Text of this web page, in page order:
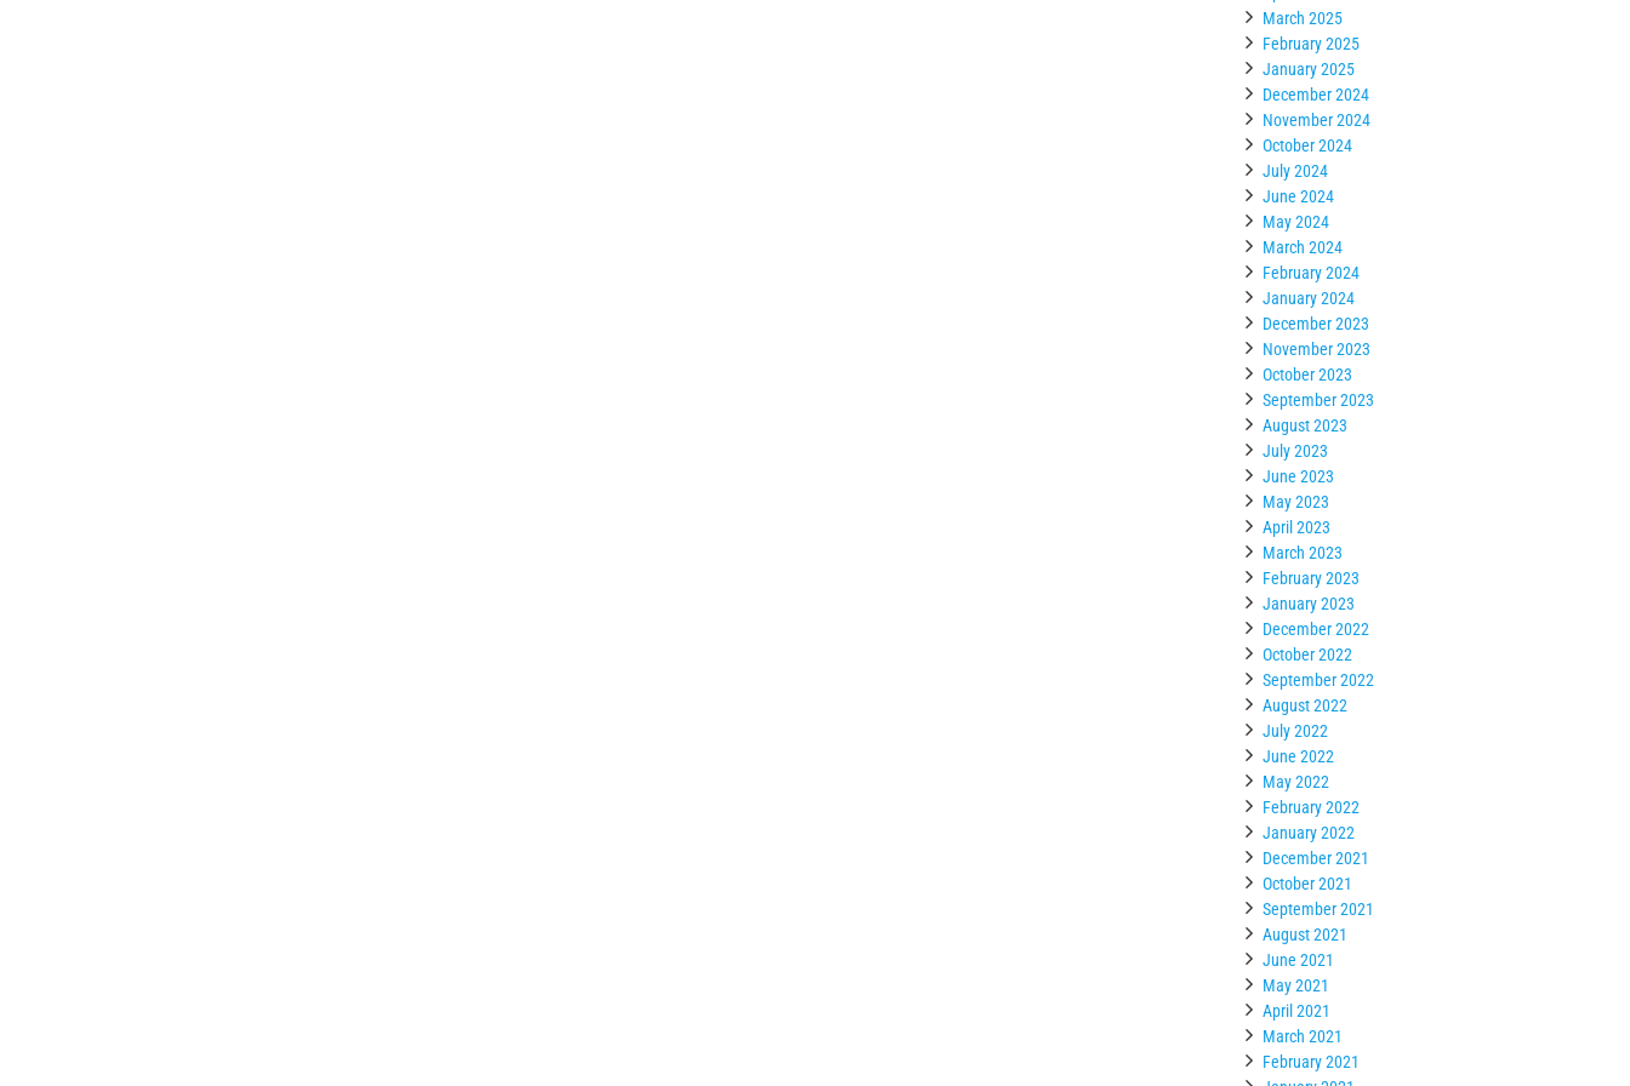
March 2025
February 2025
January 2025
December 2024
November 2024
October 2024
July 2024
June 2024
May 2024
March 2024
February 2024
January 2024
December 2023
November 2023
October 2023
September 2023
August 2023
July 2023
June 2023
May 2023
April 2023
March 2023
February 2023
January 2023
December 2022
October 2022
September 2022
August 2022
July 2022
June 2022
May 2022
February 2022
January 2022
December 2021
October 2021
September 2021
August 2021
June 2021
May 2021
April 2021
March 2021
February 2021